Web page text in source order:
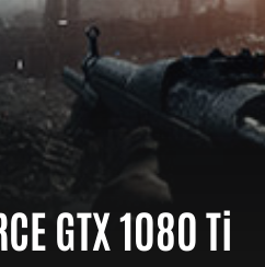
GTX 1080 Ti